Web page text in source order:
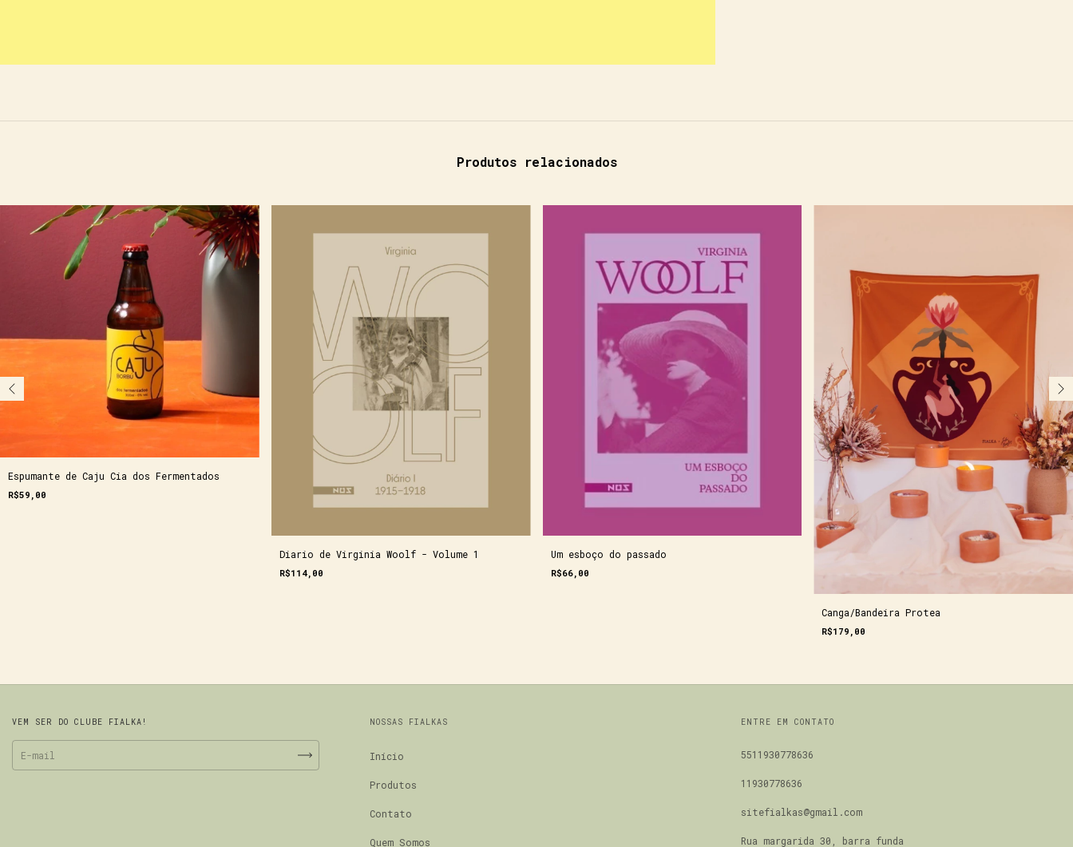
Produtos relacionados
Espumante de Caju Cia dos Fermentados
R$59,00
Diario de Virginia Woolf - Volume 1
R$114,00
Um esboço do passado
R$66,00
Canga/Bandeira Protea
R$179,00
VEM SER DO CLUBE FIALKA! NOSSAS FIALKAS
Início
Produtos
Contato
Quem Somos
ENTRE EM CONTATO
5511930778636
11930778636
sitefialkas@gmail.com
Rua margarida 30, barra funda